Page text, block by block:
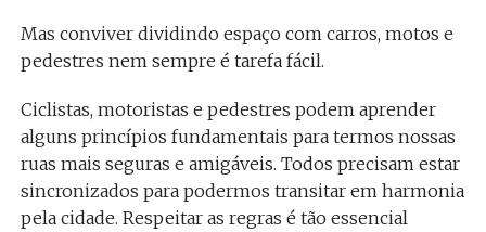
Mas conviver dividindo espaço com carros, motos e
pedestres nem sempre é tarefa fácil.
Ciclistas, motoristas e pedestres podem aprender
alguns princípios fundamentais para termos nossas
ruas mais seguras e amigáveis. Todos precisam estar
sincronizados para podermos transitar em harmonia
pela cidade. Respeitar as regras é tão essencial